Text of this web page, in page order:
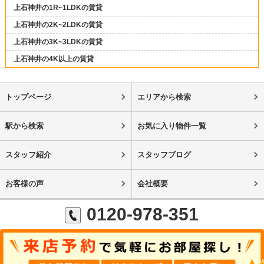
上石神井の1R~1LDKの賃貸
上石神井の2K~2LDKの賃貸
上石神井の3K~3LDKの賃貸
上石神井の4K以上の賃貸
トップページ エリアから検索
駅から検索 お気に入り物件一覧
スタッフ紹介 スタッフブログ
お客様の声 会社概要
0120-978-351